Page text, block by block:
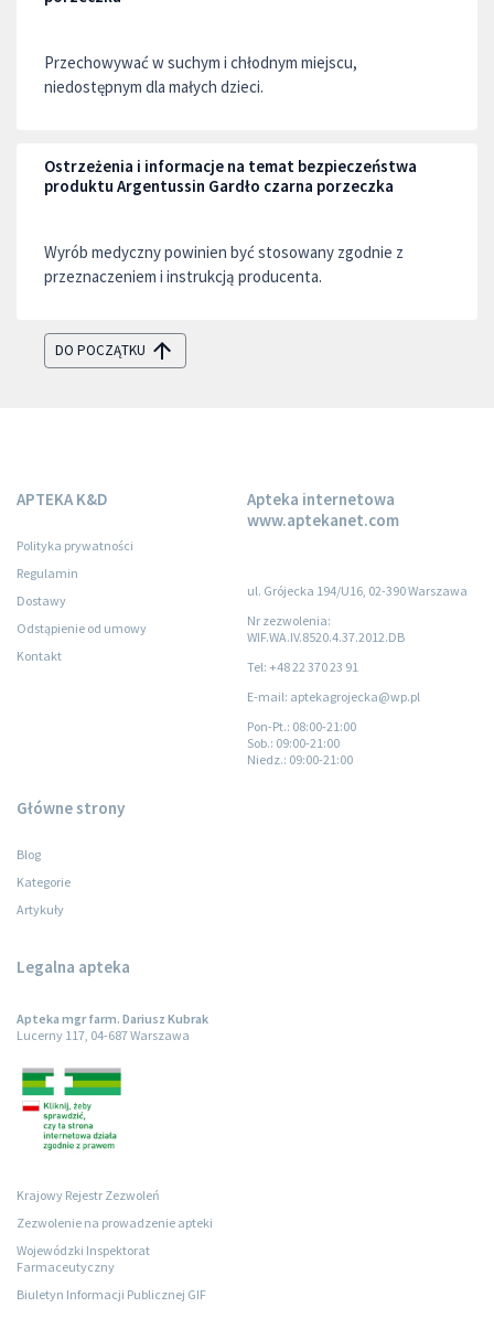
Przechowywać w suchym i chłodnym miejscu,
niedostępnym dla małych dzieci.
Ostrzeżenia i informacje na temat bezpieczeństwa
produktu Argentussin Gardło czarna porzeczka
Wyrób medyczny powinien być stosowany zgodnie z
przeznaczeniem i instrukcją producenta.
DO POCZĄTKU
APTEKA K&D
Polityka prywatności
Regulamin
Dostawy
Odstąpienie od umowy
Kontakt
Apteka internetowa
www.aptekanet.com
ul. Grójecka 194/U16, 02-390 Warszawa
Nr zezwolenia:
WIF.WA.IV.8520.4.37.2012.DB
Tel: +48 22 370 23 91
E-mail: aptekagrojecka@wp.pl
Pon-Pt.: 08:00-21:00
Sob.: 09:00-21:00
Niedz.: 09:00-21:00
Główne strony
Blog
Kategorie
Artykuły
Legalna apteka
Apteka mgr farm. Dariusz Kubrak
Lucerny 117, 04-687 Warszawa
Krajowy Rejestr Zezwoleń
Zezwolenie na prowadzenie apteki
Wojewódzki Inspektorat
Farmaceutyczny
Biuletyn Informacji Publicznej GIF